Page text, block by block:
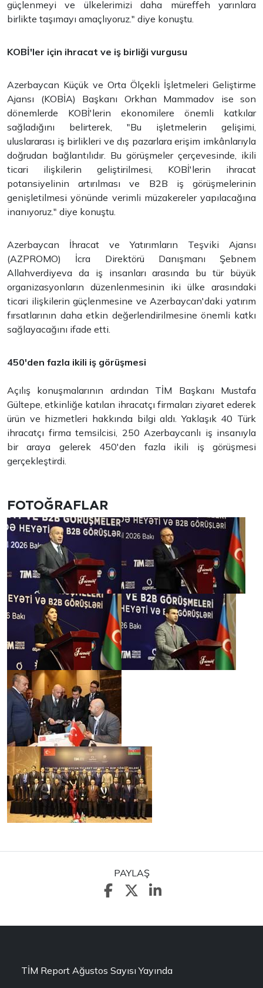
güçlenmeyi ve ülkelerimizi daha müreffeh yarınlara
birlikte taşımayı amaçlıyoruz." diye konuştu.
KOBİ'ler için ihracat ve iş birliği vurgusu
Azerbaycan Küçük ve Orta Ölçekli İşletmeleri Geliştirme
Ajansı (KOBİA) Başkanı Orkhan Mammadov ise son
dönemlerde KOBİ'lerin ekonomilere önemli katkılar
sağladığını belirterek, "Bu işletmelerin gelişimi,
uluslararası iş birlikleri ve dış pazarlara erişim imkânlarıyla
doğrudan bağlantılıdır. Bu görüşmeler çerçevesinde, ikili
ticari ilişkilerin geliştirilmesi, KOBİ'lerin ihracat
potansiyelinin artırılması ve B2B iş görüşmelerinin
genişletilmesi yönünde verimli müzakereler yapılacağına
inanıyoruz." diye konuştu.
Azerbaycan İhracat ve Yatırımların Teşviki Ajansı
(AZPROMO) İcra Direktörü Danışmanı Şebnem
Allahverdiyeva da iş insanları arasında bu tür büyük
organizasyonların düzenlenmesinin iki ülke arasındaki
ticari ilişkilerin güçlenmesine ve Azerbaycan'daki yatırım
fırsatlarının daha etkin değerlendirilmesine önemli katkı
sağlayacağını ifade etti.
450'den fazla ikili iş görüşmesi
Açılış konuşmalarının ardından TİM Başkanı Mustafa
Gültepe, etkinliğe katılan ihracatçı firmaları ziyaret ederek
ürün ve hizmetleri hakkında bilgi aldı. Yaklaşık 40 Türk
ihracatçı firma temsilcisi, 250 Azerbaycanlı iş insanıyla
bir araya gelerek 450'den fazla ikili iş görüşmesi
gerçekleştirdi.
FOTOĞRAFLAR
PAYLAŞ
TİM Report Ağustos Sayısı Yayında